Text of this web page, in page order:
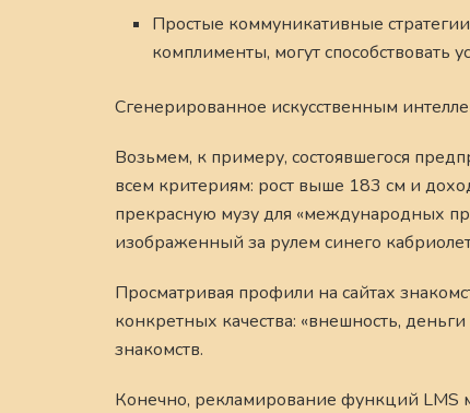
Простые коммуникативные
комплименты, могут
Сгенерированное искусственным
Возьмем, к примеру, состоявшегося
всем критериям: рост выше 183 см и
прекрасную музу для «международных
изображенный за рулем синего
Просматривая профили на сайтах
конкретных качества: «внешность,
знакомств.
Конечно, рекламирование функций LMS